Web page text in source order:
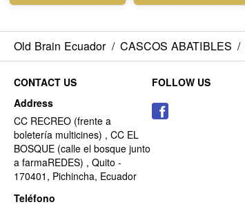
Old Brain Ecuador / CASCOS ABATIBLES /
CONTACT US
Address
CC RECREO (frente a
boletería multicines) , CC EL
BOSQUE (calle el bosque junto
a farmaREDES) , Quito -
170401, Pichincha, Ecuador
Teléfono
FOLLOW US